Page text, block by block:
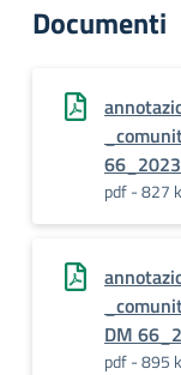
Documenti
66_2023
pdf - 827
DM
pdf - 895